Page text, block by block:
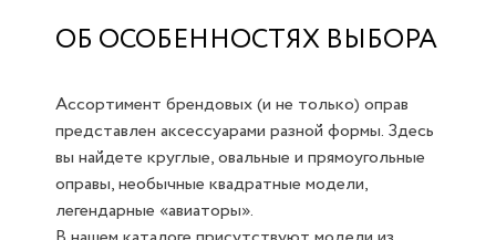
ОБ ОСОБЕННОСТЯХ ВЫБОРА
Ассортимент брендовых (и не только) оправ
представлен аксессуарами разной формы. Здесь
вы найдете круглые, овальные и прямоугольные
оправы, необычные квадратные модели,
легендарные «авиаторы».